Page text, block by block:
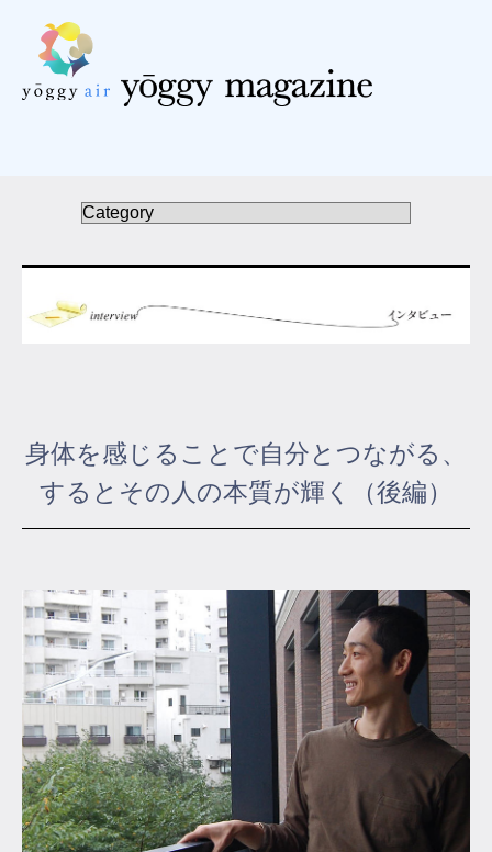
インストラクター一覧
yoggy mommy
ログイン
会員規約について
クラス参加にあたっての同意書
特定商取引にかかわる表示
プライバシーポリシー
身体を感じることで自分とつながる、
するとその人の本質が輝く（後編）